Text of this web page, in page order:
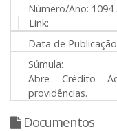
Número/Ano: 1094
Link:
Data de
Súmula:
Abre Crédito
providências.
Documentos